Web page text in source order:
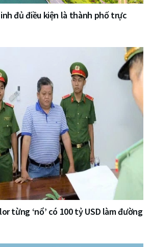
đủ điều kiện là thành phố trực
từng ‘nổ’ có 100 tỷ USD làm đường